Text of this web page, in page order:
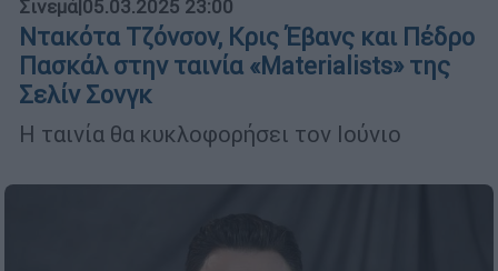
Σινεμά 05.03.2025 23:00
Ντακότα Τζόνσον, Κρις Έβανς και Πέδρο
Πασκάλ στην ταινία «Materialists» της
Σελίν Σονγκ
Η ταινία θα κυκλοφορήσει τον Ιούνιο